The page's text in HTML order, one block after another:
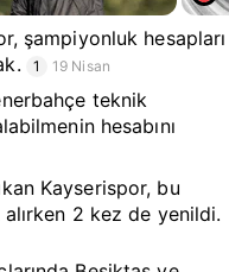
şampiyonluk hesapları
1 19 Nisan
teknik
hesabını
Kayserispor, bu
2 kez de yenildi.